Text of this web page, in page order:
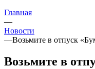
Главная
—
Новости
—Возьмите в отпуск
Возьмите в